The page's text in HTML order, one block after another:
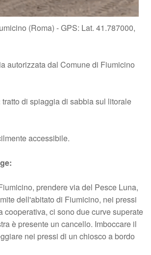
(Roma) - GPS: Lat. 41.787000,
autorizzata dal Comune di Fiumicino
tratto di spiaggia di sabbia sul litorale
accessibile.
prendere via del Pesce Luna,
dell'abitato di Fiumicino, nei pressi
cooperativa, ci sono due curve superate
è presente un cancello. Imboccare il
nei pressi di un chiosco a bordo